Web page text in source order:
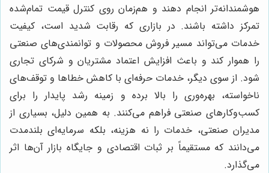
هوشمندانه‌تر انجام دهند و هم‌زمان روی کنترل قیمت تمام‌شده
تمرکز داشته باشند. در بازاری که رقابت شدید است، کیفیت
خدمات می‌تواند مسیر فروش محصولات و توانمندی‌های صنعتی
را هموار کند و باعث افزایش اعتماد مشتریان و شرکای تجاری
شود. از سوی دیگر، خدمات حرفه‌ای با کاهش خطاها و توقف‌های
ناخواسته، بهره‌وری را بالا برده و زمینه رشد پایدار را برای
کسب‌وکارهای صنعتی فراهم می‌کنند. به همین دلیل، بسیاری از
مدیران صنعتی، خدمات را نه هزینه، بلکه سرمایه‌ای بلندمدت
می‌دانند که مستقیماً بر ثبات اقتصادی و جایگاه بازار آن‌ها اثر
می‌گذارد.